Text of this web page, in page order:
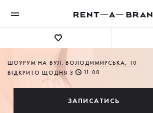
ШОУРУМ НА ВУЛ. ВОЛОДИМИРСЬКА, 10
ВІДКРИТО ЩОДНЯ З
11:00
ЗАПИСАТИСЬ